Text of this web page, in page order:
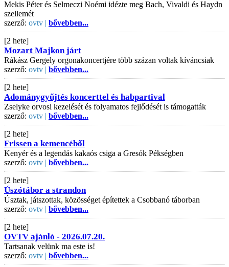
Mekis Péter és Selmeczi Noémi idézte meg Bach, Vivaldi és Haydn
szellemét
szerző: ovtv | bővebben...
[2 hete]
Mozart Majkon járt
Rákász Gergely orgonakoncertjére több százan voltak kíváncsiak
szerző: ovtv | bővebben...
[2 hete]
Adománygyűjtés koncerttel és habpartival
Zselyke orvosi kezelését és folyamatos fejlődését is támogatták
szerző: ovtv | bővebben...
[2 hete]
Frissen a kemencéből
Kenyér és a legendás kakaós csiga a Gresók Pékségben
szerző: ovtv | bővebben...
[2 hete]
Úszótábor a strandon
Úsztak, játszottak, közösséget építettek a Csobbanó táborban
szerző: ovtv | bővebben...
[2 hete]
OVTV ajánló - 2026.07.20.
Tartsanak velünk ma este is!
szerző: ovtv | bővebben...